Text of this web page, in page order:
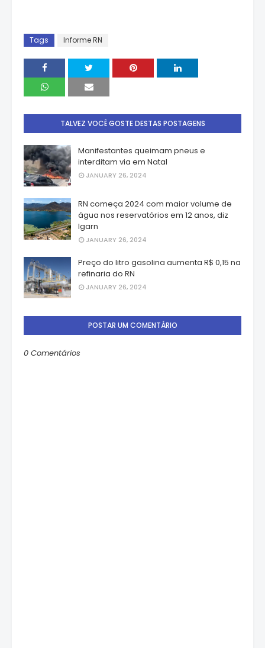
Tags Informe RN
TALVEZ VOCÊ GOSTE DESTAS POSTAGENS
Manifestantes queimam pneus e
interditam via em Natal
JANUARY 26, 2024
RN começa 2024 com maior volume de
água nos reservatórios em 12 anos, diz
Igarn
JANUARY 26, 2024
Preço do litro gasolina aumenta R$ 0,15 na
refinaria do RN
JANUARY 26, 2024
POSTAR UM COMENTÁRIO
0 Comentários